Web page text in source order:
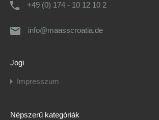
+49 (0) 174 - 10 12 10 2
info@maasscroatia.de
Jogi
Impresszum
Népszerű kategóriák